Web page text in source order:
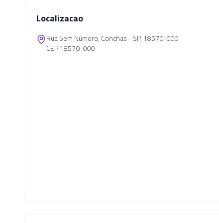
Localizacao
Rua Sem Número, Conchas - SP, 18570-000
CEP 18570-000